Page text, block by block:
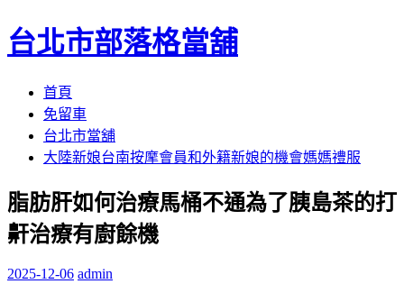
台北市部落格當舖
首頁
免留車
台北市當舖
大陸新娘台南按摩會員和外籍新娘的機會媽媽禮服
脂肪肝如何治療馬桶不通為了胰島茶的打
鼾治療有廚餘機
2025-12-06 admin